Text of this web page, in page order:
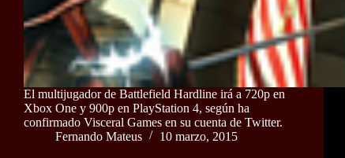
El multijugador de Battlefield Hardline irá a 720p en
Xbox One y 900p en PlayStation 4, según ha
confirmado Visceral Games en su cuenta de Twitter.
Fernando Mateus
10 marzo, 2015